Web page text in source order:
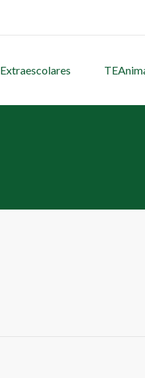
Extraescolares